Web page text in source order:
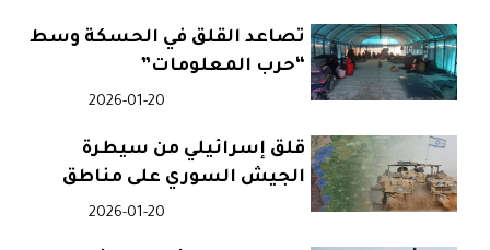
تصاعد القلق في الحسكة وسط
“حرب المعلومات”
2026-01-20
قلق إسرائيلي من سيطرة
الجيش السوري على مناطق
شمال شرق سوريا2026-01-20